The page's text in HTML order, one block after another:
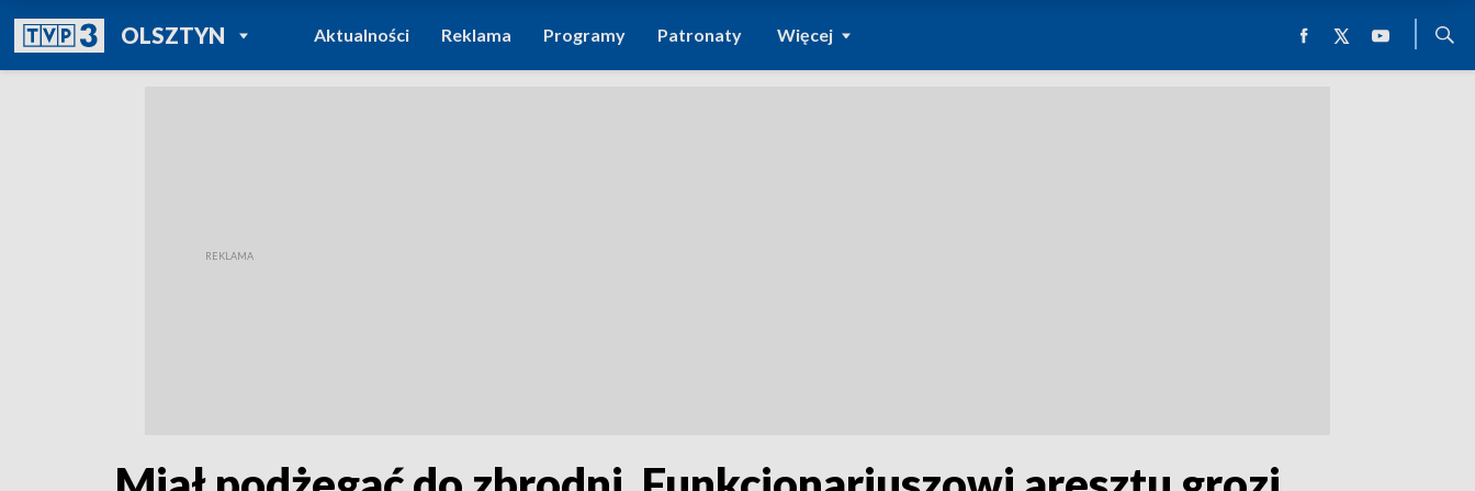
OLSZTYNPOWRÓT DO
TVP REGIONY
Aktualności Reklama Programy Patronaty Więcej